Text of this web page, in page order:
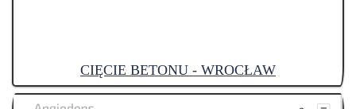
CIĘCIE BETONU - WROCŁAW